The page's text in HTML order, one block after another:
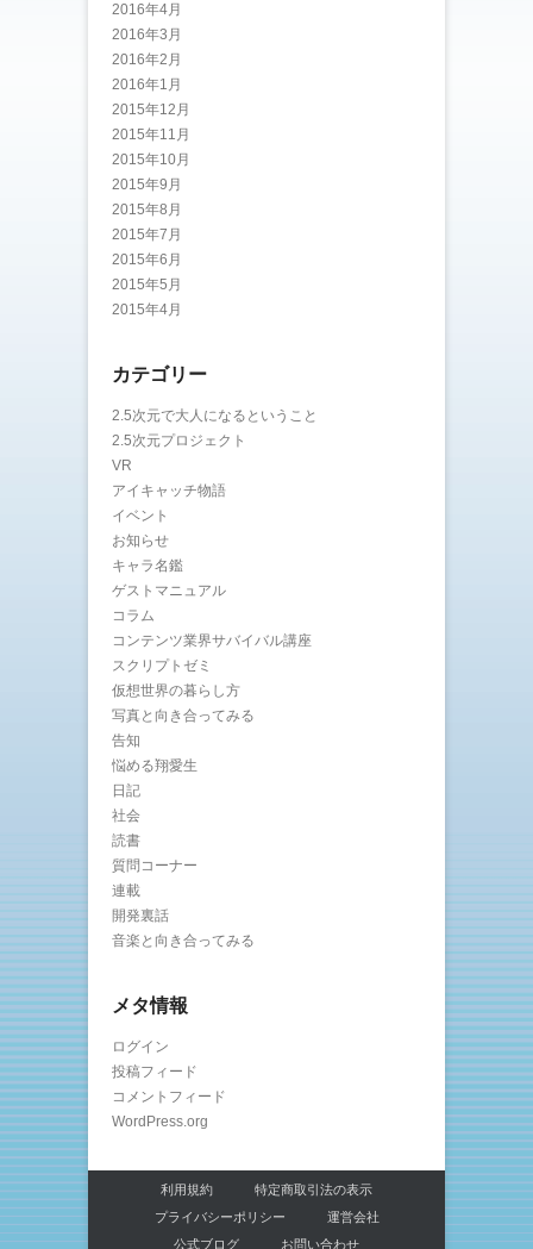
2016年4月
2016年3月
2016年2月
2016年1月
2015年12月
2015年11月
2015年10月
2015年9月
2015年8月
2015年7月
2015年6月
2015年5月
2015年4月
カテゴリー
2.5次元で大人になるということ
2.5次元プロジェクト
VR
アイキャッチ物語
イベント
お知らせ
キャラ名鑑
ゲストマニュアル
コラム
コンテンツ業界サバイバル講座
スクリプトゼミ
仮想世界の暮らし方
写真と向き合ってみる
告知
悩める翔愛生
日記
社会
読書
質問コーナー
連載
開発裏話
音楽と向き合ってみる
メタ情報
ログイン
投稿フィード
コメントフィード
WordPress.org
利用規約
特定商取引法の表示
プライバシーポリシー
運営会社
公式ブログ
お問い合わせ